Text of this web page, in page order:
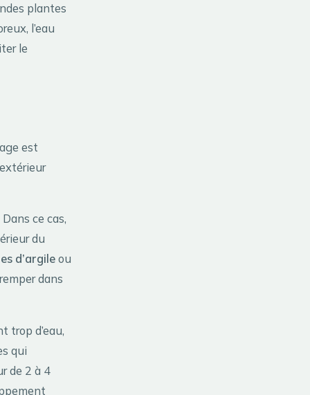
plantes
l’eau
le
est
ce cas,
du
d’argileou
dans
trop d’eau,
qui
de 2 à 4